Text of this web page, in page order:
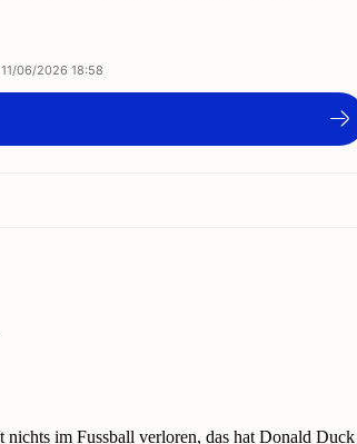
11/06/2026 18:58